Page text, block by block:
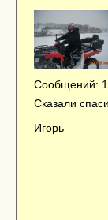
Сообщений:
Сказали
Игорь